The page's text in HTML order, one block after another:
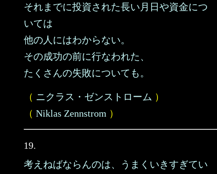
それまでに投資された長い月日や資金につ
いては
他の人にはわからない。
その成功の前に行なわれた、
たくさんの失敗についても。
（ ニクラス・ゼンストローム ）
（ Niklas Zennstrom ）
19.
考えねばならんのは、うまくいきすぎてい